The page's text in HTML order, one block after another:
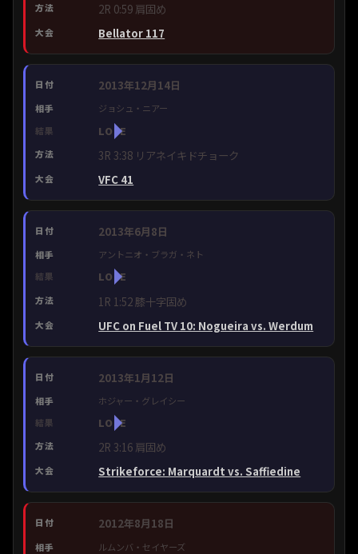
2R 0:59 肩固め
Bellator 117
2013年12月14日
ジョシュ・ニアー
LOSE
3R 3:38 リアネイキドチョーク
VFC 41
2013年6月8日
アントニオ・ブラガ・ネト
LOSE
1R 1:52 膝十字固め
UFC on Fuel TV 10: Nogueira vs. Werdum
2013年1月12日
ホジャー・グレイシー
LOSE
2R 3:16 肩固め
Strikeforce: Marquardt vs. Saffiedine
2012年8月18日
ルムンバ・セイヤーズ